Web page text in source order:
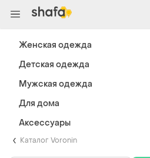
Каталог Voronin
Женская одежда
Детская одежда
Мужская одежда
Для дома
Аксессуары